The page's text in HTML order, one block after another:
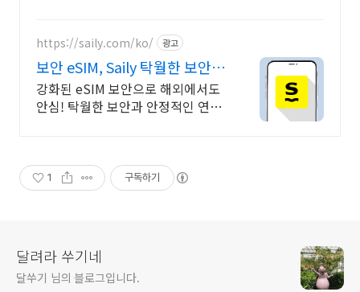
https://saily.com/ko/ 광고
보안 eSIM, Saily 탁월한 보안,
안정적인 연결
강화된 eSIM 보안으로 해외에서도
안심! 탁월한 보안과 안정적인 연결
1 구독하기
달려라 쑤기네
달쑤기 님의 블로그입니다.